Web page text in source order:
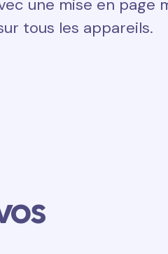
une mise en page
tous les appareils.